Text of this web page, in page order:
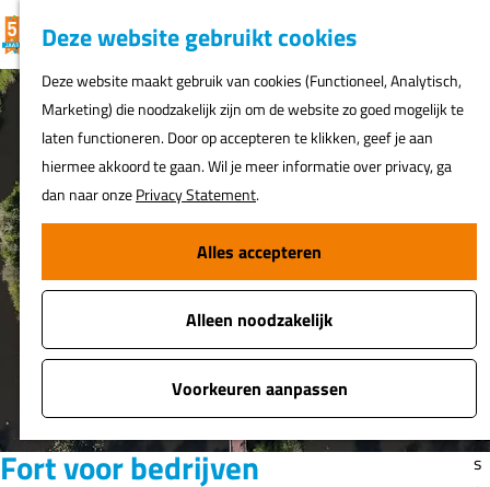
Deze website gebruikt cookies
Deze website maakt gebruik van cookies (Functioneel, Analytisch,
Marketing) die noodzakelijk zijn om de website zo goed mogelijk te
laten functioneren. Door op accepteren te klikken, geef je aan
hiermee akkoord te gaan. Wil je meer informatie over privacy, ga
dan naar onzePrivacy Statement.
Alles accepteren
Alleen noodzakelijk
Voorkeuren aanpassen
G
a
r
d
e
h
a
g
F
v
o
r
i
e
t
e
n
K
a
a
r
t
Z
e
k
e
n
MENU
s
Fort voor bedrijven